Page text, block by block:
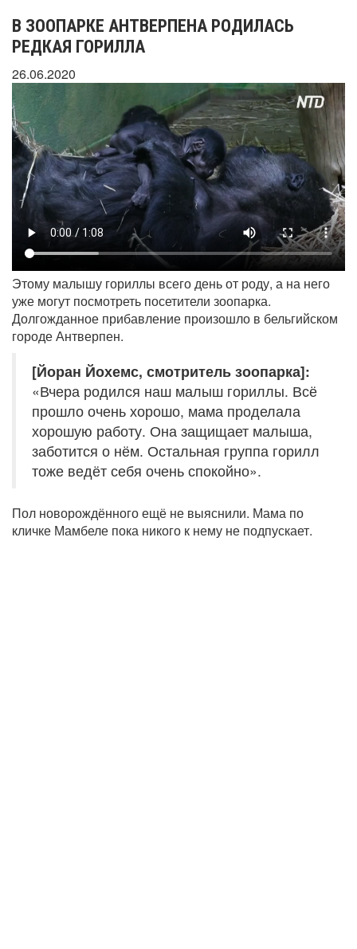
В ЗООПАРКЕ АНТВЕРПЕНА РОДИЛАСЬ
РЕДКАЯ ГОРИЛЛА
26.06.2020
Этому малышу гориллы всего день от роду, а на него
уже могут посмотреть посетители зоопарка.
Долгожданное прибавление произошло в бельгийском
городе Антверпен.
[Йоран Йохемс, смотритель зоопарка]:
«Вчера родился наш малыш гориллы. Всё
прошло очень хорошо, мама проделала
хорошую работу. Она защищает малыша,
заботится о нём. Остальная группа горилл
тоже ведёт себя очень спокойно».
Пол новорождённого ещё не выяснили. Мама по
кличке Мамбеле пока никого к нему не подпускает.